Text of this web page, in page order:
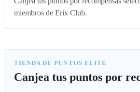
miembros de Erix Club.
TIENDA DE PUNTOS ELITE
Canjea tus puntos por